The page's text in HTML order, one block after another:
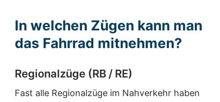
In welchen Zügen kann man
das Fahrrad mitnehmen?
Regionalzüge (RB / RE)
Fast alle Regionalzüge im Nahverkehr haben